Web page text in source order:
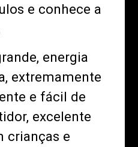
e conhece a
energia
extremamente
e fácil de
excelente
crianças e